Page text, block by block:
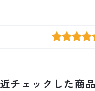
チェックした商品